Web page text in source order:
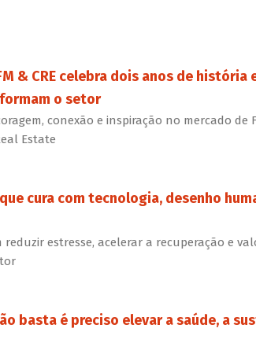
& CRE celebra dois anos de história
o setor
conexão e inspiração no mercado de
Estate
cura com tecnologia, desenho
estresse, acelerar a recuperação e
basta é preciso elevar a saúde, a